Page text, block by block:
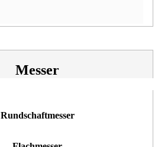
Messer
Rundschaftmesser